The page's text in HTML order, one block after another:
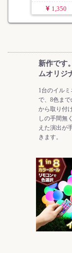
1,350
新作です
ムオリジ
1台のイル
で、8色ま
から取り付
しの手間無
えた演出が
きます。